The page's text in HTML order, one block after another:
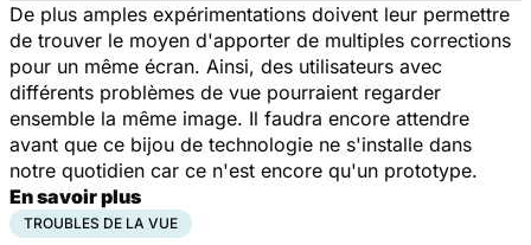
De plus amples expérimentations doivent leur permettre
de trouver le moyen d'apporter de multiples corrections
pour un même écran. Ainsi, des utilisateurs avec
différents problèmes de vue pourraient regarder
ensemble la même image. Il faudra encore attendre
avant que ce bijou de technologie ne s'installe dans
notre quotidien car ce n'est encore qu'un prototype.
En savoir plus
TROUBLES DE LA VUE